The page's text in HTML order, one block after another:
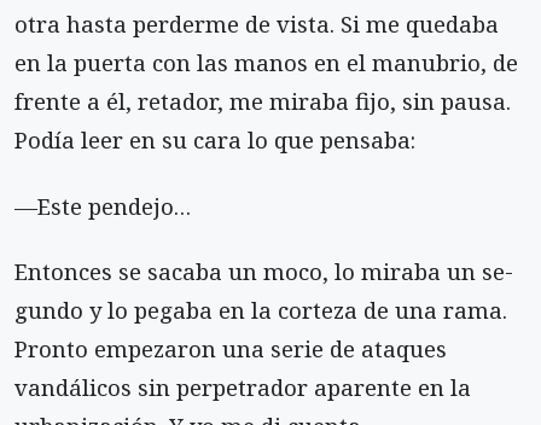
otra hasta perderme de vista. Si me quedaba
en la puerta con las manos en el manubrio, de
frente a él, retador, me miraba fijo, sin pausa.
Podía leer en su cara lo que pensaba:
—Este pendejo…
Entonces se sacaba un moco, lo miraba un se­
gundo y lo pegaba en la corteza de una rama.
Pron­to empezaron una serie de ataques
vandálicos sin perpetrador aparente en la